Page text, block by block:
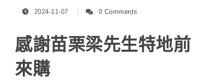
2024-11-07 0 Comments
感謝苗栗梁先生特地前
來購